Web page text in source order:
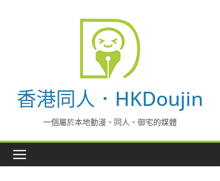
香港同人．HKDoujin
一個屬於本地動漫、同人、御宅的媒體